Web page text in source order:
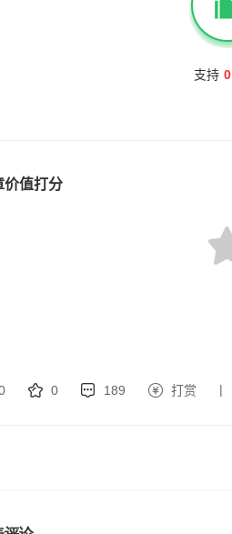
支持 0
价值打分
0 189 打赏 |